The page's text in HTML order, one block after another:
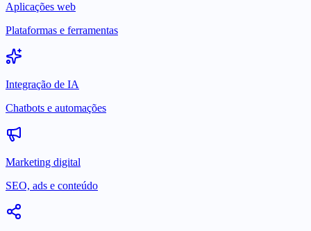
Aplicações web
Plataformas e ferramentas
Integração de IA
Chatbots e automações
Marketing digital
SEO, ads e conteúdo